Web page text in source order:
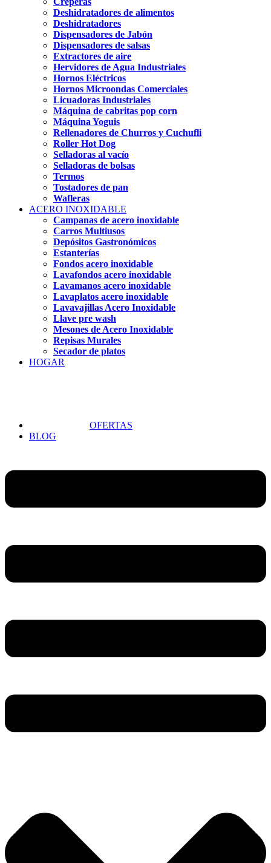
Deshidratadores de alimentos
Deshidratadores
Dispensadores de Jabón
Dispensadores de salsas
Extractores de aire
Hervidores de Agua Industriales
Hornos Eléctricos
Hornos Microondas Comerciales
Licuadoras Industriales
Máquina de cabritas pop corn
Máquina Yoguis
Rellenadores de Churros y Cuchufli
Roller Hot Dog
Selladoras al vacío
Selladoras de bolsas
Termos
Tostadores de pan
Wafleras
ACERO INOXIDABLE
Campanas de acero inoxidable
Carros Multiusos
Depósitos Gastronómicos
Estanterías
Fondos acero inoxidable
Lavafondos acero inoxidable
Lavamanos acero inoxidable
Lavaplatos acero inoxidable
Lavavajillas Acero Inoxidable
Llave pre wash
Mesones de Acero Inoxidable
Repisas Murales
Secador de platos
HOGAR
OFERTAS
BLOG